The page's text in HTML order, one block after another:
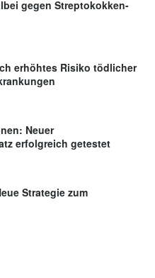
gegen Streptokokken-
erhöhtes Risiko tödlicher
Neuer
erfolgreich getestet
Strategie zum